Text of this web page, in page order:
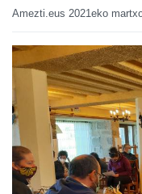
Amezti.eus 2021eko